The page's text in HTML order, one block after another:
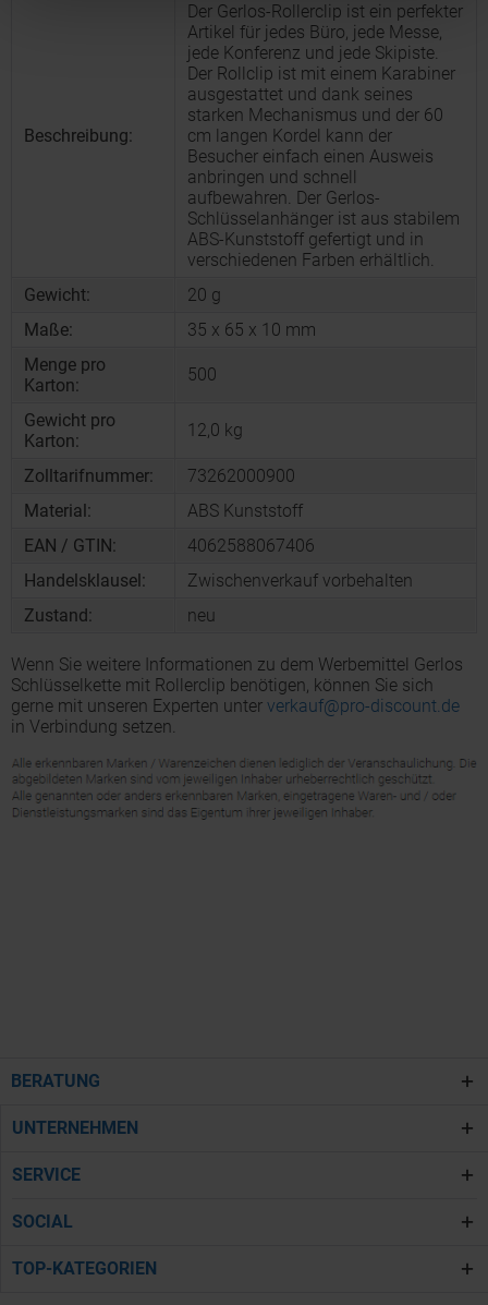
Beschreibung:
Der Gerlos-Rollerclip ist ein perfekter
Artikel für jedes Büro, jede Messe,
jede Konferenz und jede Skipiste.
Der Rollclip ist mit einem Karabiner
ausgestattet und dank seines
starken Mechanismus und der 60
cm langen Kordel kann der
Besucher einfach einen Ausweis
anbringen und schnell
aufbewahren. Der Gerlos-
Schlüsselanhänger ist aus stabilem
ABS-Kunststoff gefertigt und in
verschiedenen Farben erhältlich.
Gewicht:
20 g
Maße:
35 x 65 x 10 mm
Menge pro
Karton:
500
Gewicht pro
Karton:
12,0 kg
Zolltarifnummer:
73262000900
Material:
ABS Kunststoff
EAN / GTIN:
4062588067406
Handelsklausel:
Zwischenverkauf vorbehalten
Zustand:
neu
Wenn Sie weitere Informationen zu dem Werbemittel Gerlos
Schlüsselkette mit Rollerclip benötigen, können Sie sich
gerne mit unseren Experten unter verkauf@pro-discount.de
in Verbindung setzen.
BERATUNG
UNTERNEHMEN
SERVICE
SOCIAL
TOP-KATEGORIEN